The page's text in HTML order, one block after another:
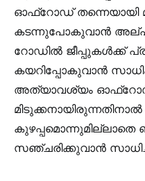
ഓഫ്‌റോഡ് തന്നെയായി
കടന്നുപോകുവാൻ
റോഡിൽ ജീപ്പുകൾക്ക്
കയറിപ്പോകുവാൻ
അത്യാവശ്യം
സഞ്ചരിക്കുവാൻ